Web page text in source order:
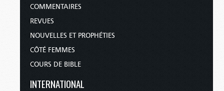
COMMENTAIRES
REVUES
NOUVELLES ET PROPHÉTIES
CÔTÉ FEMMES
COURS DE BIBLE
INTERNATIONAL